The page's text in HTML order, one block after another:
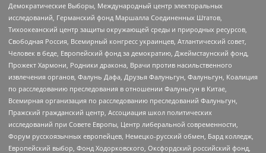
Демократические Выборы, Международный центр электоральных
исследований, Германский фонд Маршалла Соединенных Штатов,
Тихоокеанский центр защиты окружающей среды и природных ресурсов,
Свободная Россия, Всемирный конгресс украинцев, Атлантический совет,
Человек в беде, Европейский фонд за демократию, Джеймстаунский фонд,
Прожект Хармони, Родники дракона, Врачи против насильственного
извлечения органов, Фалунь Дафа, Друзья Фалуньгун, Фалуньгун, Коалиция
по расследованию преследования в отношении Фалуньгун в Китае,
Всемирная организация по расследованию преследований Фалуньгун,
Пражский гражданский центр, Ассоциация школ политических
исследований при Совете Европы, Центр либеральной современности,
Форум русскоязычных европейцев, Немецко-русский обмен, Бард колледж,
Европейский выбор, Фонд Ходорковского, Оксфордский российский фонд,